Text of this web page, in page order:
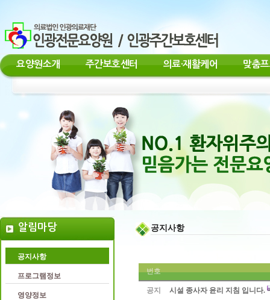
요양원소개 주간보호센터 의료·재활케어 맞춤
알림마당
공지사항
프로그램정보
영양정보
공지사항
번호
공지 시설 종사자 윤리 지침 입니다.